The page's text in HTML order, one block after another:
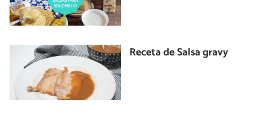
Receta de Salsa gravy